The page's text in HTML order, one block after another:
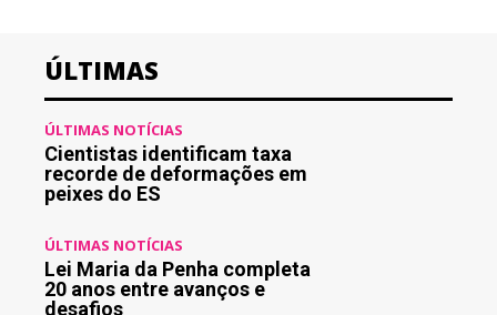
ÚLTIMAS
ÚLTIMAS NOTÍCIAS
Cientistas identificam taxa
recorde de deformações em
peixes do ES
ÚLTIMAS NOTÍCIAS
Lei Maria da Penha completa
20 anos entre avanços e
desafios